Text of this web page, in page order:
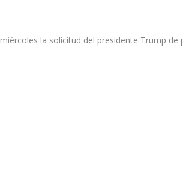
la solicitud del presidente Trump